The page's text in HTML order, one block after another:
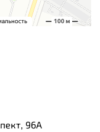
96А